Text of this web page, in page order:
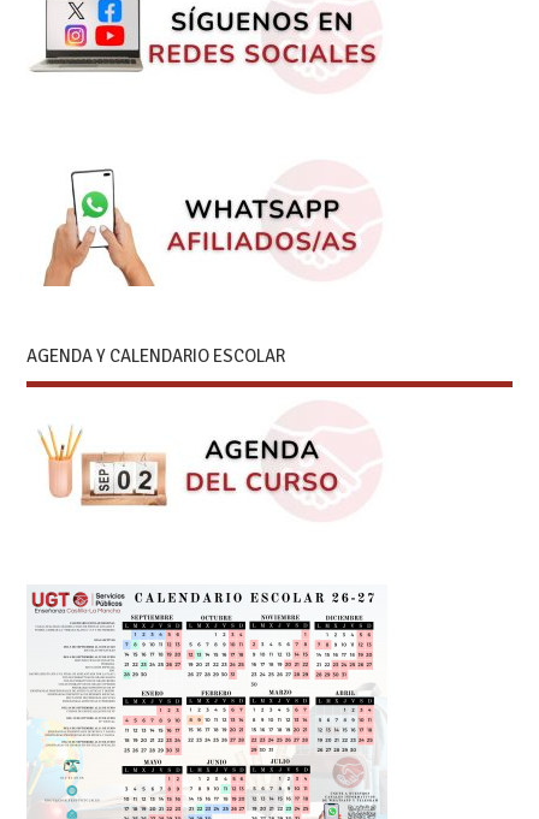
AGENDA Y CALENDARIO ESCOLAR